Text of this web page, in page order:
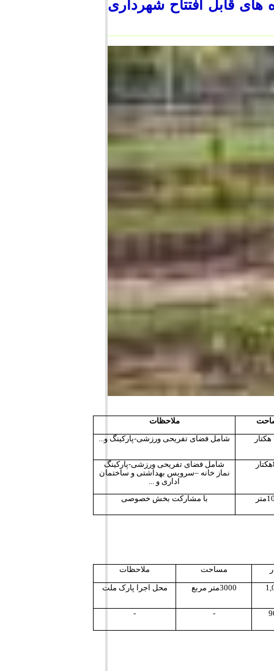
قابل افتتاح شهرداری
ملاحظات
شامل فضای تفریحی ورزشی-پارکینگ و...
شامل فضای تفریحی ورزشی-پارکینگ
نماز خانه –سرویس بهداشتی و ساختمان
اداری و ...
با مشارکت بخش خصوصی
مساحت
ملاحظات
3000متر مربع محل اجرا پارک ملت
-
-